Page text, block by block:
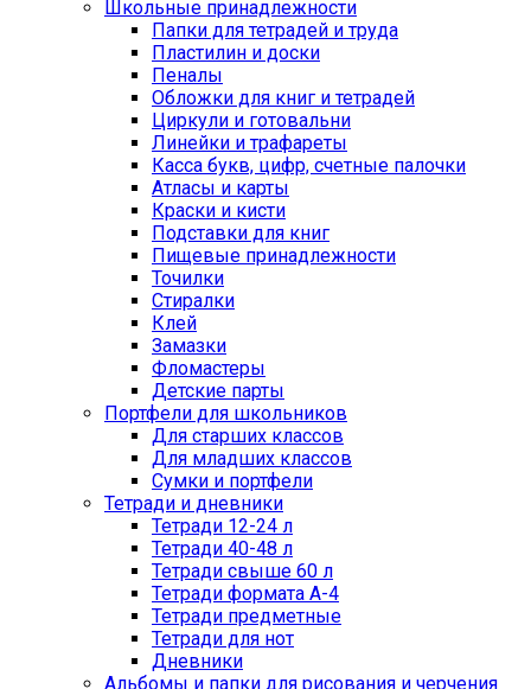
Школьные принадлежности
Папки для тетрадей и труда
Пластилин и доски
Пеналы
Обложки для книг и тетрадей
Циркули и готовальни
Линейки и трафареты
Касса букв, цифр, счетные палочки
Атласы и карты
Краски и кисти
Подставки для книг
Пищевые принадлежности
Точилки
Стиралки
Клей
Замазки
Фломастеры
Детские парты
Портфели для школьников
Для старших классов
Для младших классов
Сумки и портфели
Тетради и дневники
Тетради 12-24 л
Тетради 40-48 л
Тетради свыше 60 л
Тетради формата А-4
Тетради предметные
Тетради для нот
Дневники
Альбомы и папки для рисования и черчения